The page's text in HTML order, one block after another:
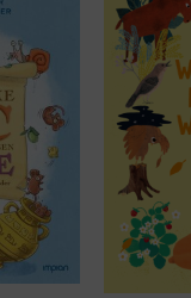
Happonen,
Wenn es